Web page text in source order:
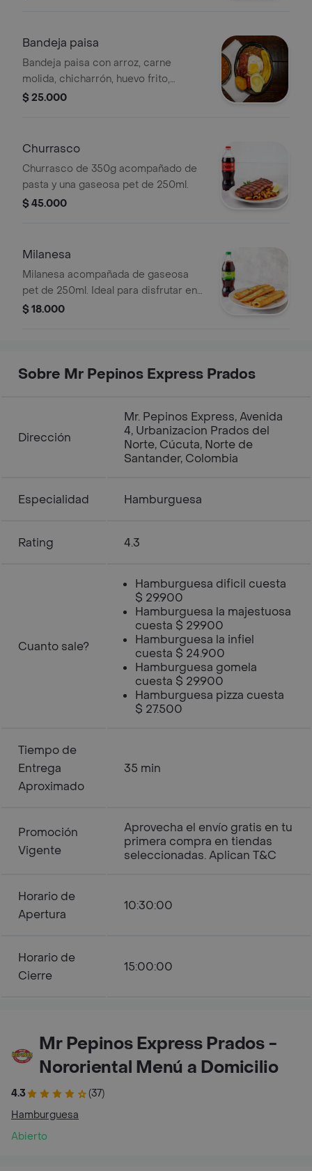
Bandeja paisa
Bandeja paisa con arroz, carne
molida, chicharrón, huevo frito,
plátano maduro, aguacate, arepa y
$ 25.000
Churrasco
Churrasco de 350g acompañado de
pasta y una gaseosa pet de 250ml.
$ 45.000
Milanesa
Milanesa acompañada de gaseosa
pet de 250ml. Ideal para disfrutar en
cualquier momento.
$ 18.000
Sobre Mr Pepinos Express Prados
Dirección
Mr. Pepinos Express, Avenida
4, Urbanizacion Prados del
Norte, Cúcuta, Norte de
Santander, Colombia
Especialidad Hamburguesa
Rating 4.3
Cuanto sale?
Hamburguesa dificil cuesta
$ 29.900
Hamburguesa la majestuosa
cuesta $ 29.900
Hamburguesa la infiel
cuesta $ 24.900
Hamburguesa gomela
cuesta $ 29.900
Hamburguesa pizza cuesta
$ 27.500
Tiempo de
Entrega
Aproximado
35 min
Promoción
Vigente
Aprovecha el envío gratis en tu
primera compra en tiendas
seleccionadas. Aplican T&C
Horario de
Apertura
10:30:00
Horario de
Cierre
15:00:00
Mr Pepinos Express Prados -
Nororiental Menú a Domicilio
4.3
(37)
Hamburguesa
Abierto